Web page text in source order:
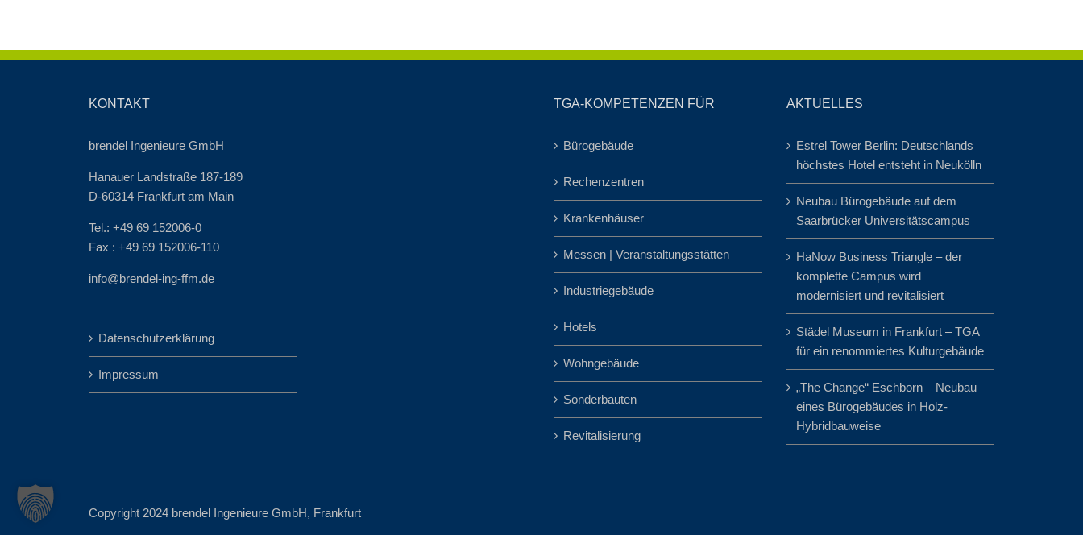
KONTAKT
brendel Ingenieure GmbH
Hanauer Landstraße 187-189
D-60314 Frankfurt am Main
Tel.: +49 69 152006-0
Fax : +49 69 152006-110
info@brendel-ing-ffm.de
Datenschutzerklärung
Impressum
TGA-KOMPETENZEN FÜR
Bürogebäude
Rechenzentren
Krankenhäuser
Messen | Veranstaltungsstätten
Industriegebäude
Hotels
Wohngebäude
Sonderbauten
Revitalisierung
AKTUELLES
Estrel Tower Berlin: Deutschlands
höchstes Hotel entsteht in Neukölln
Neubau Bürogebäude auf dem
Saarbrücker Universitätscampus
HaNow Business Triangle – der
komplette Campus wird
modernisiert und revitalisiert
Städel Museum in Frankfurt – TGA
für ein renommiertes Kulturgebäude
„The Change“ Eschborn – Neubau
eines Bürogebäudes in Holz-
Hybridbauweise
Copyright 2024 brendel Ingenieure GmbH, Frankfurt